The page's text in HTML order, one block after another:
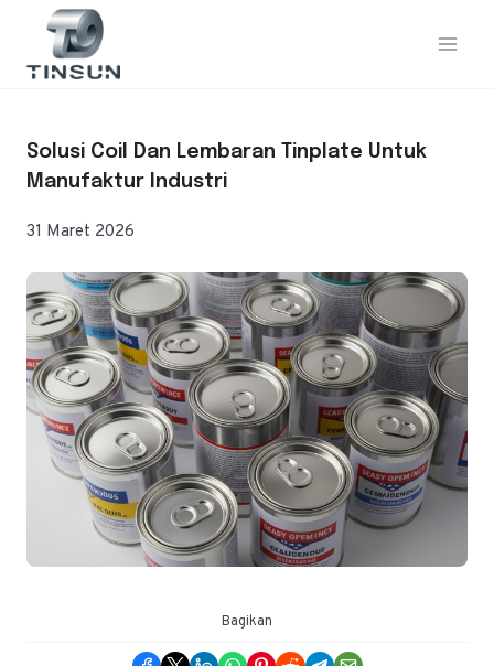
konten
Solusi Coil Dan Lembaran Tinplate Untuk
Manufaktur Industri
31 Maret 2026
Bagikan